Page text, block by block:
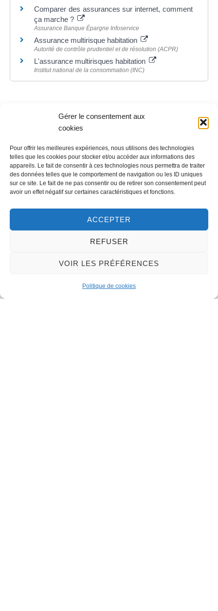
Gérer le consentement aux
cookies
Pour offrir les meilleures expériences, nous utilisons des technologies
telles que les cookies pour stocker et/ou accéder aux informations des
appareils. Le fait de consentir à ces technologies nous permettra de traiter
des données telles que le comportement de navigation ou les ID uniques
sur ce site. Le fait de ne pas consentir ou de retirer son consentement peut
avoir un effet négatif sur certaines caractéristiques et fonctions.
ACCEPTER
REFUSER
VOIR LES PRÉFÉRENCES
Politique de cookies
Contact
LA MAIRIE
45130 – Meung-sur-Loire
+33 (0)2 38 46 94 94
Comparer des assurances sur internet, comment
ça marche ?
Assurance Banque Épargne Infoservice
Assurance multirisque habitation
Autorité de contrôle prudentiel et de résolution (ACPR)
L'assurance multirisques habitation
Institut national de la consommation (INC)